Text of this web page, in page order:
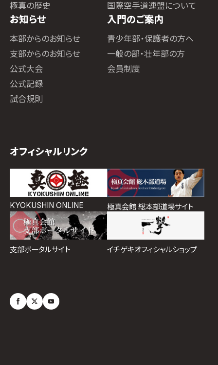
極真の歴史
国際空手道連盟について
お知らせ
本部からのお知らせ
支部からのお知らせ
公式大会
公式記録
試合規則
入門のご案内
青少年部・保護者の方へ
一般の部・壮年部の方
会員制度
オフィシャルリンク
KYOKUSHIN ONLINE 極真会館 総本部道場サイト
支部ポータルサイト イチゲキオフィシャルショップ